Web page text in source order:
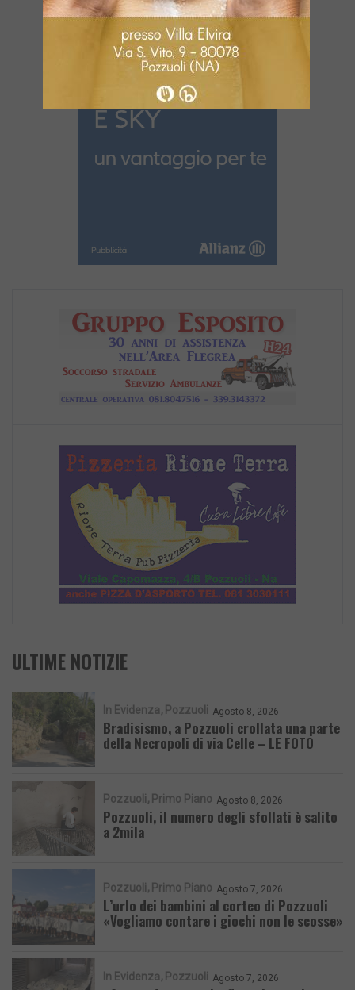
ULTIME NOTIZIE
In Evidenza Pozzuoli Agosto 8, 2026
Bradisismo, a Pozzuoli crollata una parte
della Necropoli di via Celle – LE FOTO
Pozzuoli Primo Piano Agosto 8, 2026
Pozzuoli, il numero degli sfollati è salito
a 2mila
Pozzuoli Primo Piano Agosto 7, 2026
L’urlo dei bambini al corteo di Pozzuoli
«Vogliamo contare i giochi non le scosse»
In Evidenza Pozzuoli Agosto 7, 2026